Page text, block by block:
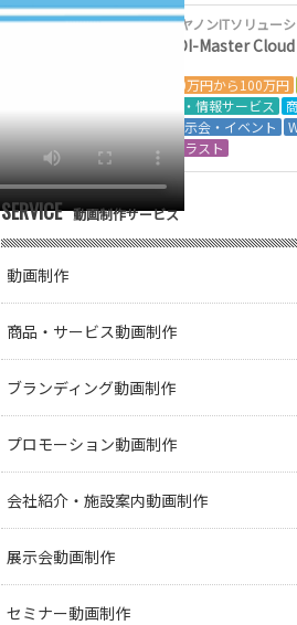
キヤノンITソリュー
EDI-Master
50万円から100万円
IT・情報サービス
展示会・イベント
イラスト
SERVICE 動画制作サービス
動画制作
商品・サービス動画制作
ブランディング動画制作
プロモーション動画制作
会社紹介・施設案内動画制作
展示会動画制作
セミナー動画制作